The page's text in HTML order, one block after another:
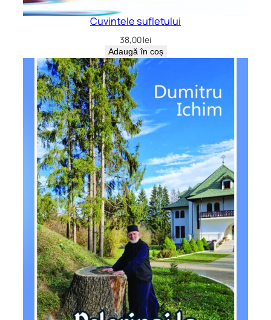
Cuvintele sufletului
38,00lei
Adaugă în coș